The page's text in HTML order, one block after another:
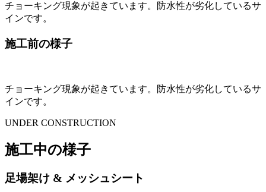
チョーキング現象が起きています。防水性が劣化しているサ
インです。
施工前の様子
チョーキング現象が起きています。防水性が劣化しているサ
インです。
UNDER CONSTRUCTION
施工中の様子
足場架け & メッシュシート